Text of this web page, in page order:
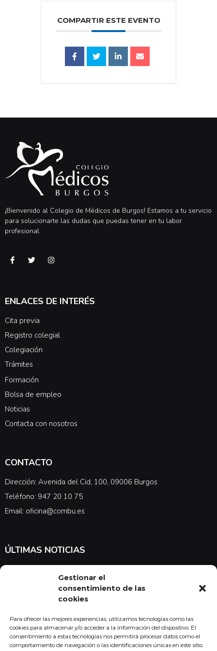
Gestionar el
consentimiento de las
cookies
Para ofrecer las mejores experiencias, utilizamos tecnologías como las
cookies para almacenar y/o acceder a la información del dispositivo. El
consentimiento a estas tecnologías nos permitirá procesar datos como el
comportamiento de navegación o las identificaciones únicas en este sitio.
COMPARTIR ESTE EVENTO
¡Bienvenido al Colegio de Médicos de Burgos! Estamos a tu servicio
para solucionarte las dudas que puedas tener en tu labor
profesional.
ENLACES DE INTERÉS
Cita previa
Registro colegial
Colegiación
Trámites
Formación
Bolsa de empleo
Noticias
Contacta con nosotros
CONTACTO
Dirección: Avenida del Cid, 100, 09006 Burgos
Teléfono: 947 20 10 75
Email: oficina@combu.es
ÚLTIMAS NOTICIAS
noticias en cuanto a medicina y el COMBU
Acepto la política de privacidad
Suscribirse